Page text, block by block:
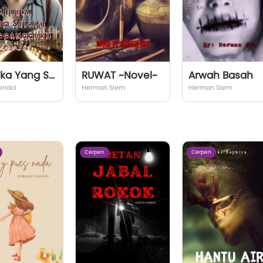
Mereka Yang Selalu Menggangguku RUWAT ~Novel~
Herman Siem
Arwah Basah
Herman Siem
Cerpen Cerpen